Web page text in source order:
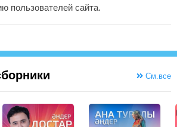
пользователей сайта.
См.все